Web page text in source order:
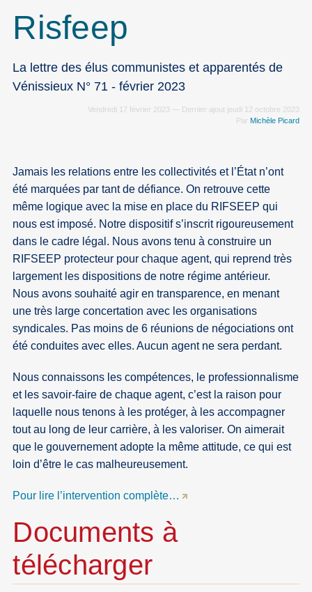
Risfeep
La lettre des élus communistes et apparentés de
Vénissieux N° 71 - février 2023
Vendredi 17 février 2023 — Dernier ajout jeudi 12 octobre 2023
Par Michèle Picard
Jamais les relations entre les collectivités et l’État n’ont
été marquées par tant de défiance. On retrouve cette
même logique avec la mise en place du RIFSEEP qui
nous est imposé. Notre dispositif s’inscrit rigoureusement
dans le cadre légal. Nous avons tenu à construire un
RIFSEEP protecteur pour chaque agent, qui reprend très
largement les dispositions de notre régime antérieur.
Nous avons souhaité agir en transparence, en menant
une très large concertation avec les organisations
syndicales. Pas moins de 6 réunions de négociations ont
été conduites avec elles. Aucun agent ne sera perdant.
Nous connaissons les compétences, le professionnalisme
et les savoir-faire de chaque agent, c’est la raison pour
laquelle nous tenons à les protéger, à les accompagner
tout au long de leur carrière, à les valoriser. On aimerait
que le gouvernement adopte la même attitude, ce qui est
loin d’être le cas malheureusement.
Pour lire l’intervention complète…
Documents à
télécharger